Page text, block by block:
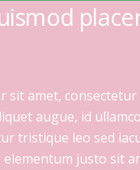
sit amet, consectetur
augue, id
tristique leo sed
elementum justo sit